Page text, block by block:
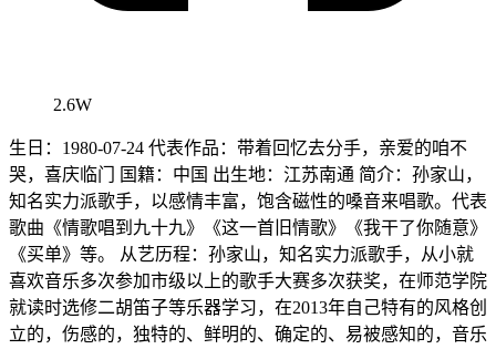
2.6W
生日：1980-07-24 代表作品：带着回忆去分手，亲爱的咱不
哭，喜庆临门 国籍：中国 出生地：江苏南通 简介：孙家山，
知名实力派歌手，以感情丰富，饱含磁性的嗓音来唱歌。代表
歌曲《情歌唱到九十九》《这一首旧情歌》《我干了你随意》
《买单》等。 从艺历程：孙家山，知名实力派歌手，从小就
喜欢音乐多次参加市级以上的歌手大赛多次获奖，在师范学院
就读时选修二胡笛子等乐器学习，在2013年自己特有的风格创
立的，伤感的，独特的、鲜明的、确定的、易被感知的，音乐